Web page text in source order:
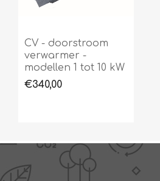
CV - doorstroom
verwarmer -
modellen 1 tot 10 kW
€340,00